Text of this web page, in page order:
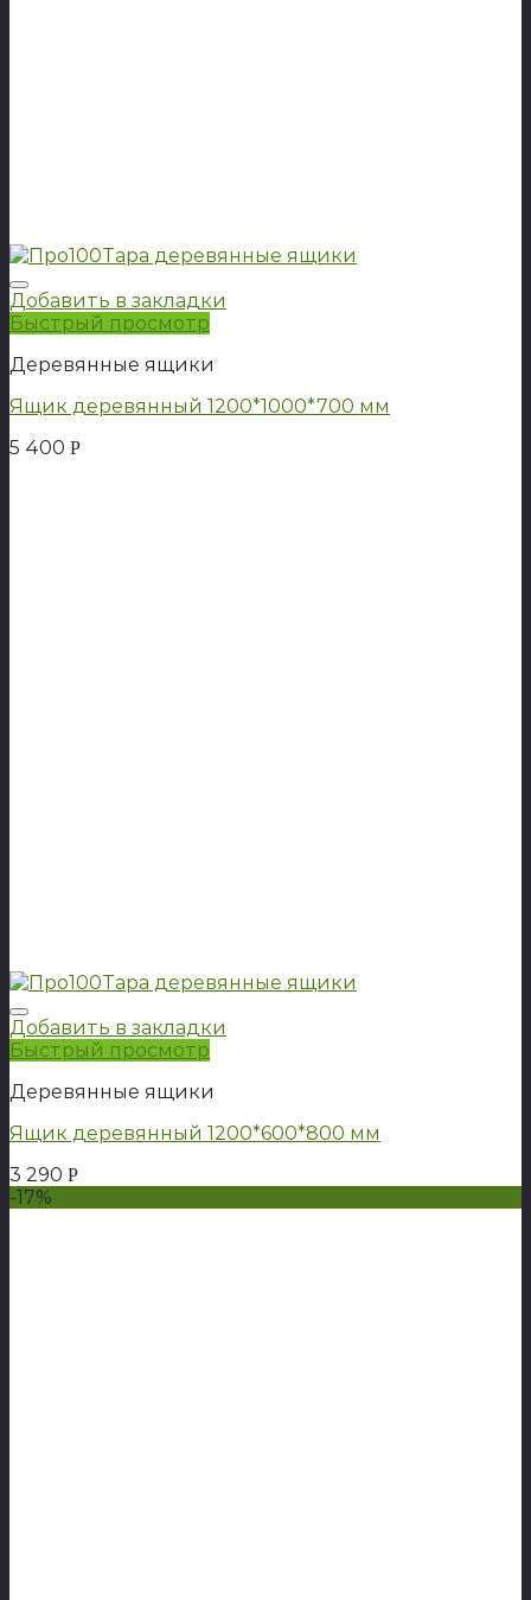
Добавить в закладки
Быстрый просмотр
Деревянные ящики
Ящик деревянный 1200*1000*700 мм
5 400 Р
Добавить в закладки
Быстрый просмотр
Деревянные ящики
Ящик деревянный 1200*600*800 мм
3 290 Р
-17%